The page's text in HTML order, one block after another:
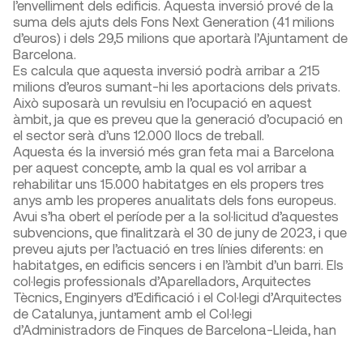
l’envelliment dels edificis. Aquesta inversió prové de la
suma dels ajuts dels Fons Next Generation (41 milions
d’euros) i dels 29,5 milions que aportarà l’Ajuntament de
Barcelona.
Es calcula que aquesta inversió podrà arribar a 215
milions d’euros sumant-hi les aportacions dels privats.
Això suposarà un revulsiu en l’ocupació en aquest
àmbit, ja que es preveu que la generació d’ocupació en
el sector serà d’uns 12.000 llocs de treball.
Aquesta és la inversió més gran feta mai a Barcelona
per aquest concepte, amb la qual es vol arribar a
rehabilitar uns 15.000 habitatges en els propers tres
anys amb les properes anualitats dels fons europeus.
Avui s’ha obert el període per a la sol·licitud d’aquestes
subvencions, que finalitzarà el 30 de juny de 2023, i que
preveu ajuts per l’actuació en tres línies diferents: en
habitatges, en edificis sencers i en l’àmbit d’un barri. Els
col·legis professionals d’Aparelladors, Arquitectes
Tècnics, Enginyers d’Edificació i el Col·legi d’Arquitectes
de Catalunya, juntament amb el Col·legi
d’Administradors de Finques de Barcelona-Lleida, han